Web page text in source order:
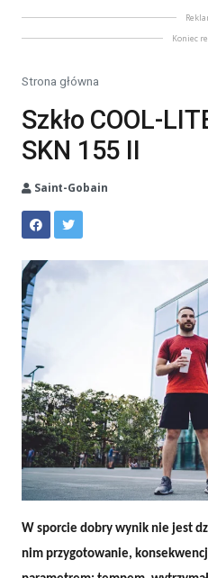
Koniec
Strona główna
Szkło COOL-
SKN 155 II
Saint-Gobain
Szkło COOL-LITE® SKN 155 i
W sporcie dobry wynik nie jest
nim przygotowanie,